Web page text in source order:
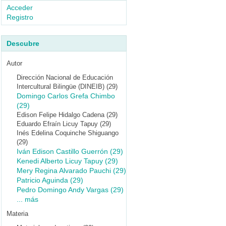
Acceder
Registro
Descubre
Autor
Dirección Nacional de Educación
Intercultural Bilingüe (DINEIB) (29)
Domingo Carlos Grefa Chimbo
(29)
Edison Felipe Hidalgo Cadena (29)
Eduardo Efraín Licuy Tapuy (29)
Inés Edelina Coquinche Shiguango
(29)
Iván Edison Castillo Guerrón (29)
Kenedi Alberto Licuy Tapuy (29)
Mery Regina Alvarado Pauchi (29)
Patricio Aguinda (29)
Pedro Domingo Andy Vargas (29)
... más
Materia